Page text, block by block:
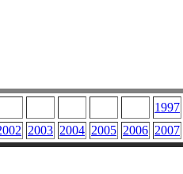
1997
2003 2004 2005 2006 2007